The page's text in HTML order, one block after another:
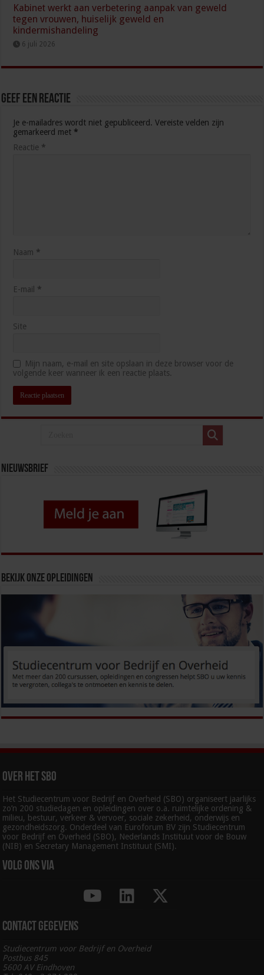
Kabinet werkt aan verbetering aanpak van geweld
tegen vrouwen, huiselijk geweld en
kindermishandeling
6 juli 2026
Geef een reactie
Je e-mailadres wordt niet gepubliceerd. Vereiste velden zijn
gemarkeerd met *
Reactie *
Naam *
E-mail *
Site
Mijn naam, e-mail en site opslaan in deze browser voor de
volgende keer wanneer ik een reactie plaats.
Nieuwsbrief
Bekijk onze opleidingen
Over het SBO
Het Studiecentrum voor Bedrijf en Overheid (SBO) organiseert jaarlijks
zo’n 200 studiedagen en opleidingen over o.a. ruimtelijke ordening &
milieu, bestuur, verkeer & vervoer, sociale zekerheid, onderwijs en
gezondheidszorg. Onderdeel van Euroforum BV zijn Studiecentrum
voor Bedrijf en Overheid (SBO), Nederlands Instituut voor de Bouw
(NIB) en Secretary Management Instituut (SMI).
Volg ons via
Contact gegevens
Studiecentrum voor Bedrijf en Overheid
Postbus 845
5600 AV Eindhoven